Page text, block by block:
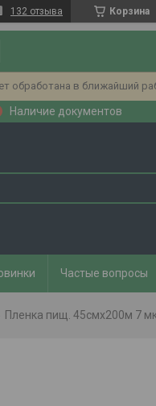
Корзина
132 отзыва
обработана в ближайший
Наличие документов
Частые вопросы
Пленка пищ. 45смх200м 7